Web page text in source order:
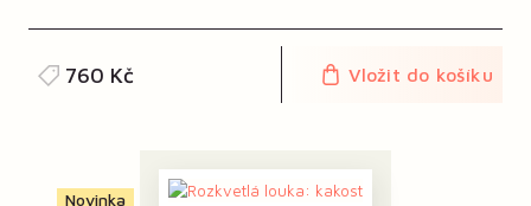
760 Kč Vložit do košíku
Novinka